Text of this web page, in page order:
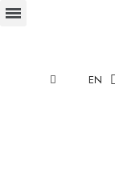
EN